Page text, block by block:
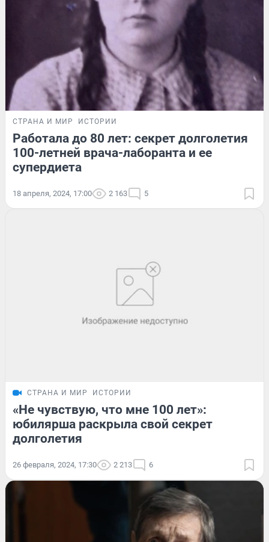
СТРАНА И МИР ИСТОРИИ
Работала до 80 лет: секрет долголетия
100-летней врача-лаборанта и ее
супердиета
18 апреля, 2024, 17:00 2 163 5
СТРАНА И МИР ИСТОРИИ
«Не чувствую, что мне 100 лет»:
юбилярша раскрыла свой секрет
долголетия
26 февраля, 2024, 17:30 2 213 6